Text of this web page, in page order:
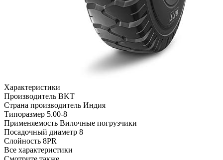
Характеристики
Производитель BKT
Страна производитель Индия
Типоразмер 5.00-8
Применяемость Вилочные погрузчики
Посадочный диаметр 8
Слойность 8PR
Все характеристики